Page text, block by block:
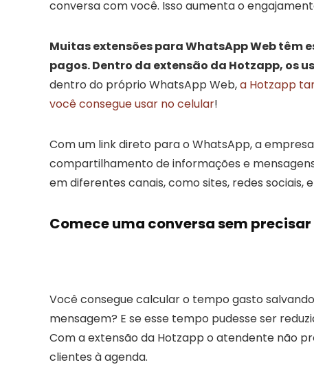
conversa com você. Isso aumenta o
Muitas extensões para WhatsApp Web têm
pagos. Dentro da extensão da Hotzapp, os
dentro do próprio WhatsApp Web,a Hotzapp
você consegue usar no celular!
Com um link direto para o WhatsApp, a
compartilhamento de informações e
em diferentes canais, como sites, redes
Comece uma conversa sem
Você consegue calcular o tempo gasto
mensagem? E se esse tempo pudesse ser
Com a extensão da Hotzapp o atendente não
clientes à agenda.